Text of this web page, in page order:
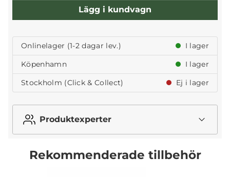
Lägg i kundvagn
Onlinelager (1-2 dagar lev.)
I lager
Köpenhamn
I lager
Stockholm (Click & Collect)
Ej i lager
Produktexperter
Rekommenderade tillbehör